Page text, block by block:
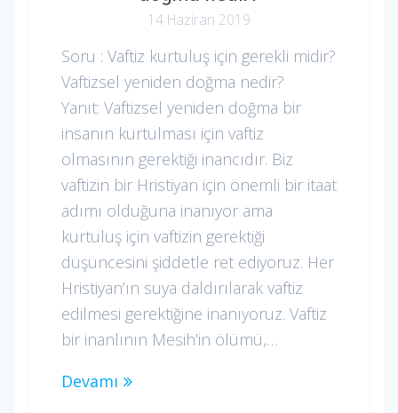
14 Haziran 2019
Soru : Vaftiz kurtuluş için gerekli midir?
Vaftizsel yeniden doğma nedir?
Yanıt: Vaftizsel yeniden doğma bir
insanın kurtulması için vaftiz
olmasının gerektiği inancıdır. Biz
vaftizin bir Hristiyan için önemli bir itaat
adımı olduğuna inanıyor ama
kurtuluş için vaftizin gerektiği
düşüncesini şiddetle ret ediyoruz. Her
Hristiyan’ın suya daldırılarak vaftiz
edilmesi gerektiğine inanıyoruz. Vaftiz
bir inanlının Mesih’in ölümü,…
Devamı